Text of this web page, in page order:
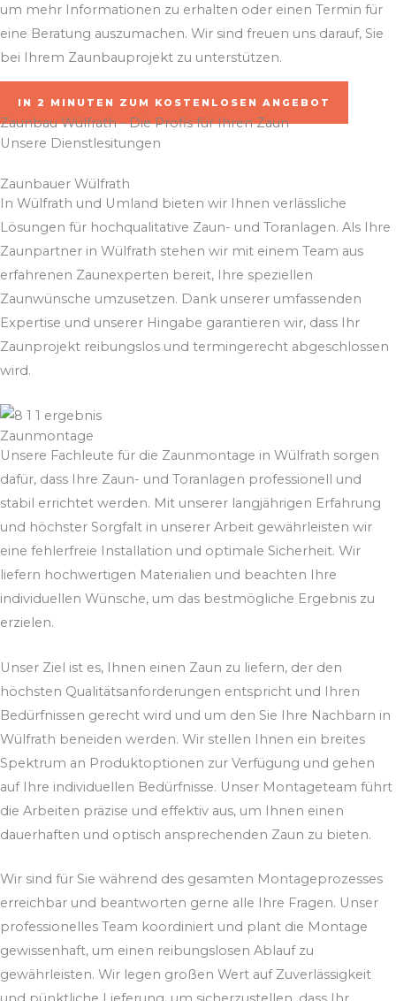
um mehr Informationen zu erhalten oder einen Termin für
eine Beratung auszumachen. Wir sind freuen uns darauf, Sie
bei Ihrem Zaunbauprojekt zu unterstützen.
IN 2 MINUTEN ZUM KOSTENLOSEN ANGEBOT
Zaunbau Wülfrath - Die Profis für Ihren Zaun
Unsere Dienstlesitungen
Zaunbauer Wülfrath
In Wülfrath und Umland bieten wir Ihnen verlässliche
Lösungen für hochqualitative Zaun- und Toranlagen. Als Ihre
Zaunpartner in Wülfrath stehen wir mit einem Team aus
erfahrenen Zaunexperten bereit, Ihre speziellen
Zaunwünsche umzusetzen. Dank unserer umfassenden
Expertise und unserer Hingabe garantieren wir, dass Ihr
Zaunprojekt reibungslos und termingerecht abgeschlossen
wird.
Zaunmontage
Unsere Fachleute für die Zaunmontage in Wülfrath sorgen
dafür, dass Ihre Zaun- und Toranlagen professionell und
stabil errichtet werden. Mit unserer langjährigen Erfahrung
und höchster Sorgfalt in unserer Arbeit gewährleisten wir
eine fehlerfreie Installation und optimale Sicherheit. Wir
liefern hochwertigen Materialien und beachten Ihre
individuellen Wünsche, um das bestmögliche Ergebnis zu
erzielen.
Unser Ziel ist es, Ihnen einen Zaun zu liefern, der den
höchsten Qualitätsanforderungen entspricht und Ihren
Bedürfnissen gerecht wird und um den Sie Ihre Nachbarn in
Wülfrath beneiden werden. Wir stellen Ihnen ein breites
Spektrum an Produktoptionen zur Verfügung und gehen
auf Ihre individuellen Bedürfnisse. Unser Montageteam führt
die Arbeiten präzise und effektiv aus, um Ihnen einen
dauerhaften und optisch ansprechenden Zaun zu bieten.
Wir sind für Sie während des gesamten Montageprozesses
erreichbar und beantworten gerne alle Ihre Fragen. Unser
professionelles Team koordiniert und plant die Montage
gewissenhaft, um einen reibungslosen Ablauf zu
gewährleisten. Wir legen großen Wert auf Zuverlässigkeit